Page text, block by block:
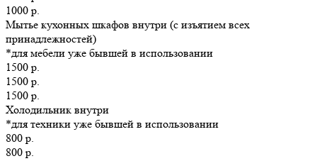
1000 р.
Мытье кухонных шкафов внутри (с изъятием всех
принадлежностей)
*для мебели уже бывшей в использовании
1500 р.
1500 р.
1500 р.
Холодильник внутри
*для техники уже бывшей в использовании
800 р.
800 р.